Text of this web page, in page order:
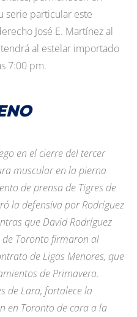
serie particular este
José E. Martínez al
al estelar importado
7:00 pm.
en el cierre del tercer
muscular en la pierna
de prensa de Tigres de
la defensiva por Rodríguez
que David Rodríguez
Toronto firmaron al
de Ligas Menores, que
de Primavera.
de Lara, fortalece la
en Toronto de cara a la